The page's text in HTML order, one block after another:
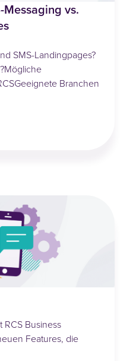
vs.
SMS-Landingpages?
Branchen
RCS Business
Features, die